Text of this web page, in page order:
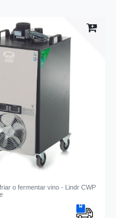
o fermentar vino - Lindr CWP